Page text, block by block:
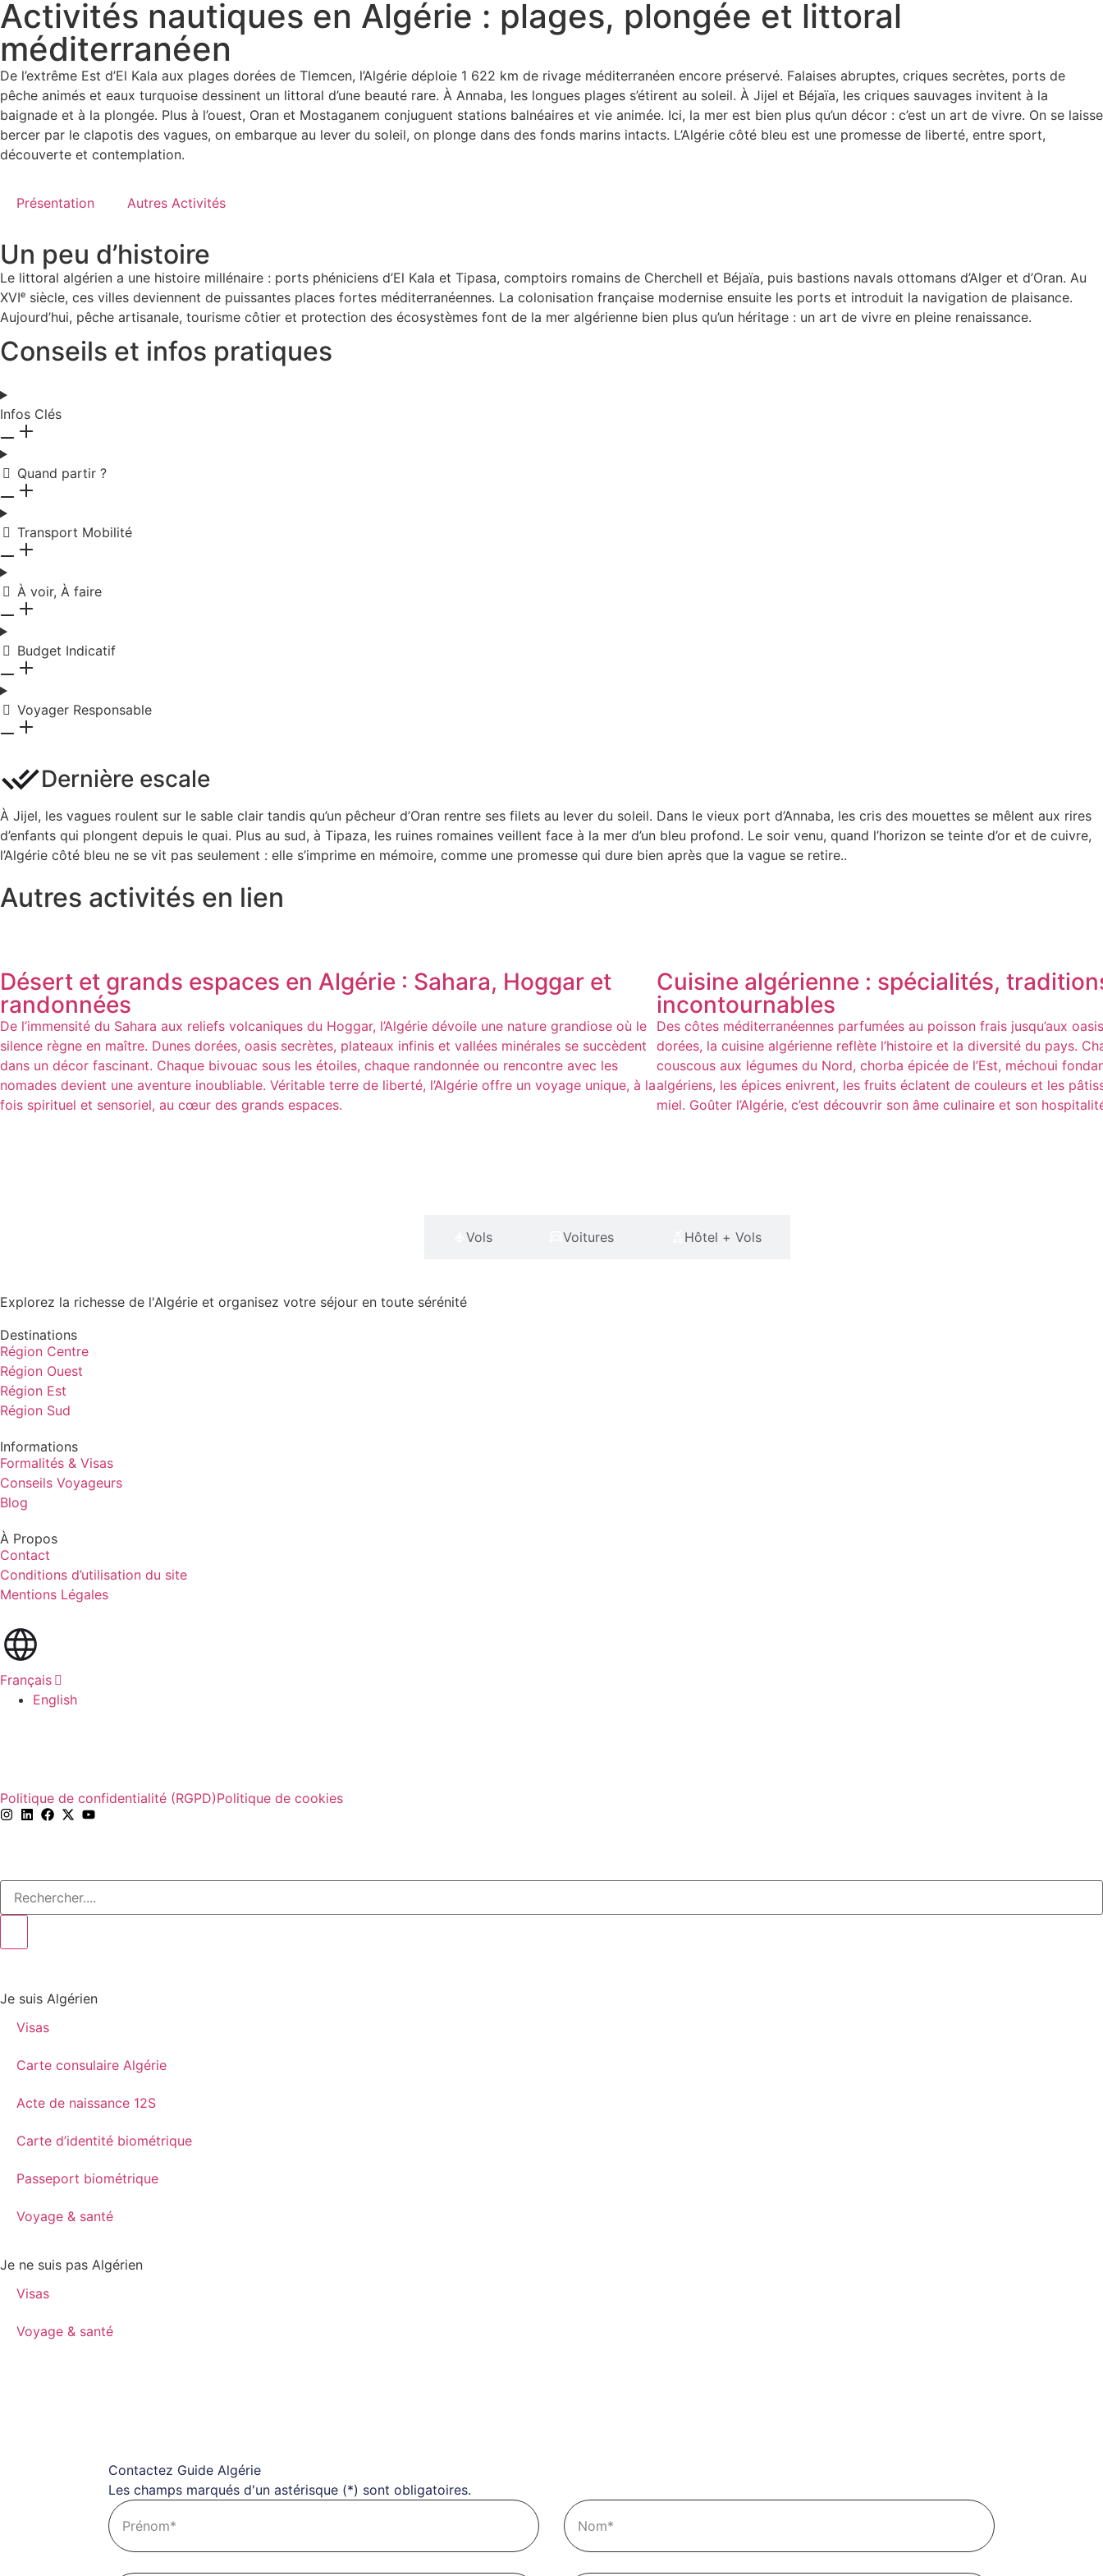
Activités nautiques en Algérie : plages, plongée et littoral
méditerranéen
De l’extrême Est d’El Kala aux plages dorées de Tlemcen, l’Algérie déploie 1 622 km de rivage méditerranéen encore préservé. Falaises abruptes, criques secrètes, ports de
pêche animés et eaux turquoise dessinent un littoral d’une beauté rare. À Annaba, les longues plages s’étirent au soleil. À Jijel et Béjaïa, les criques sauvages invitent à la
baignade et à la plongée. Plus à l’ouest, Oran et Mostaganem conjuguent stations balnéaires et vie animée. Ici, la mer est bien plus qu’un décor : c’est un art de vivre. On se laisse
bercer par le clapotis des vagues, on embarque au lever du soleil, on plonge dans des fonds marins intacts. L’Algérie côté bleu est une promesse de liberté, entre sport,
découverte et contemplation.
Présentation Autres Activités
Un peu d’histoire
Le littoral algérien a une histoire millénaire : ports phéniciens d’El Kala et Tipasa, comptoirs romains de Cherchell et Béjaïa, puis bastions navals ottomans d’Alger et d’Oran. Au
XVIᵉ siècle, ces villes deviennent de puissantes places fortes méditerranéennes. La colonisation française modernise ensuite les ports et introduit la navigation de plaisance.
Aujourd’hui, pêche artisanale, tourisme côtier et protection des écosystèmes font de la mer algérienne bien plus qu’un héritage : un art de vivre en pleine renaissance.
Conseils et infos pratiques
Infos Clés
Quand partir ?
Transport Mobilité
À voir, À faire
Budget Indicatif
Voyager Responsable
Dernière escale
À Jijel, les vagues roulent sur le sable clair tandis qu’un pêcheur d’Oran rentre ses filets au lever du soleil. Dans le vieux port d’Annaba, les cris des mouettes se mêlent aux rires
d’enfants qui plongent depuis le quai. Plus au sud, à Tipaza, les ruines romaines veillent face à la mer d’un bleu profond. Le soir venu, quand l’horizon se teinte d’or et de cuivre,
l’Algérie côté bleu ne se vit pas seulement : elle s’imprime en mémoire, comme une promesse qui dure bien après que la vague se retire..
Autres activités en lien
Désert et grands espaces en Algérie : Sahara, Hoggar et
randonnées
De l’immensité du Sahara aux reliefs volcaniques du Hoggar, l’Algérie dévoile une nature grandiose où le
silence règne en maître. Dunes dorées, oasis secrètes, plateaux infinis et vallées minérales se succèdent
dans un décor fascinant. Chaque bivouac sous les étoiles, chaque randonnée ou rencontre avec les
nomades devient une aventure inoubliable. Véritable terre de liberté, l’Algérie offre un voyage unique, à la
fois spirituel et sensoriel, au cœur des grands espaces.
Cuisine algérienne : spécialités,
incontournables
Des côtes méditerranéennes parfumées au poisson frais jusqu’aux
dorées, la cuisine algérienne reflète l’histoire et la diversité du pays.
couscous aux légumes du Nord, chorba épicée de l’Est, méchoui
algériens, les épices enivrent, les fruits éclatent de couleurs et les
miel. Goûter l’Algérie, c’est découvrir son âme culinaire et son
Vols Voitures Hôtel + Vols
Explorez la richesse de l'Algérie et organisez votre séjour en toute sérénité
Destinations
Région Centre
Région Ouest
Région Est
Région Sud
Informations
Formalités & Visas
Conseils Voyageurs
Blog
À Propos
Contact
Conditions d’utilisation du site
Mentions Légales
Français
English
Politique de confidentialité (RGPD)Politique de cookies
Je suis Algérien
Visas
Carte consulaire Algérie
Acte de naissance 12S
Carte d’identité biométrique
Passeport biométrique
Voyage & santé
Je ne suis pas Algérien
Visas
Voyage & santé
Contactez Guide Algérie
Les champs marqués d'un astérisque (*) sont obligatoires.